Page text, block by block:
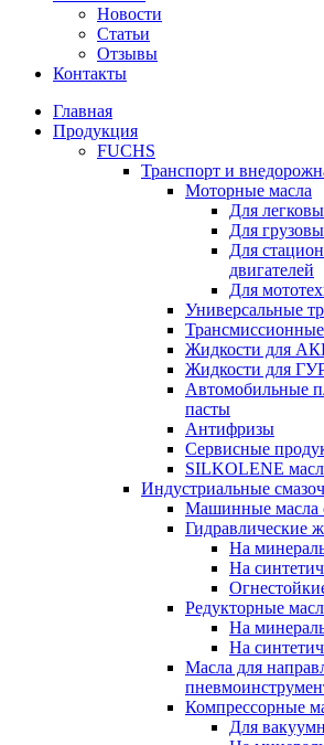
Новости
Статьи
Отзывы
Контакты
Главная
Продукция
FUCHS
Транспорт и
Моторные масла
Для
Для
Для
двигателей
Для
Универсальные
Жидкости для
Жидкости для
Автомобильные
пасты
Антифризы
Сервисные
SILKOLENE
Индустриальные
Машинные масла
Гидравлические
На
На
Редукторные
На
На
Масла для
Компрессорные
Для